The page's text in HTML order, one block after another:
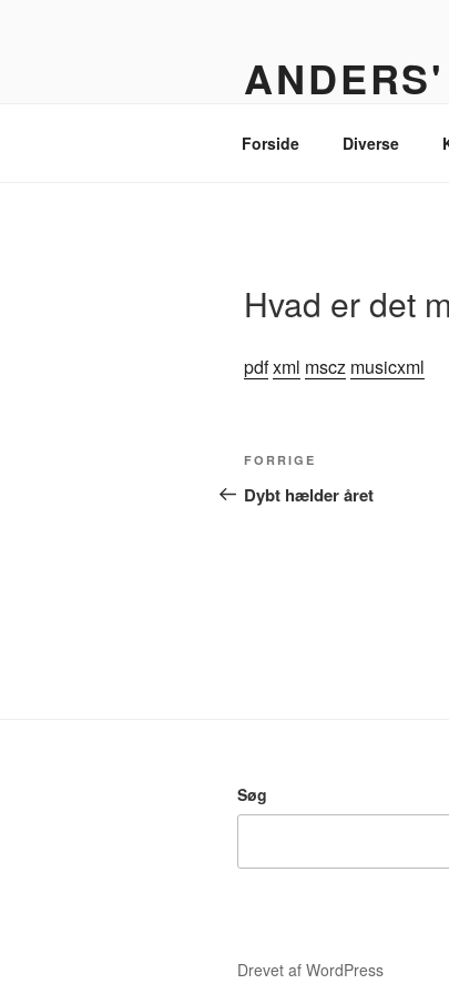
Forside Diverse
Hvad er det
pdfxml mscz musicxml
Forrige
indlæg
FORRIGE
Dybt hælder året
Søg
Drevet af WordPress